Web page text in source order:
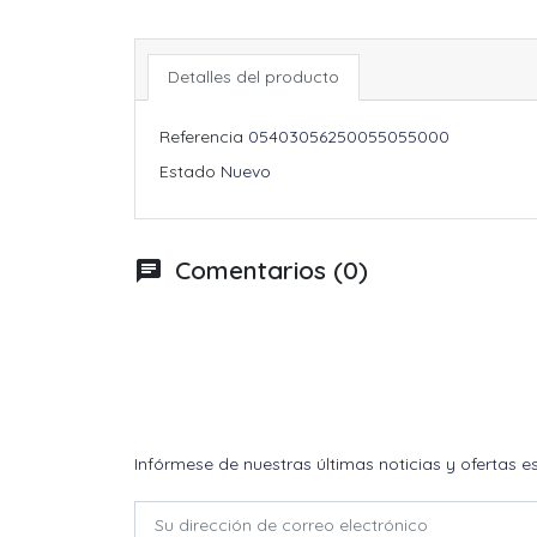
Detalles del producto
Referencia 05403056250055055000
Estado Nuevo
chat Comentarios (0)
Infórmese de nuestras últimas noticias y ofertas